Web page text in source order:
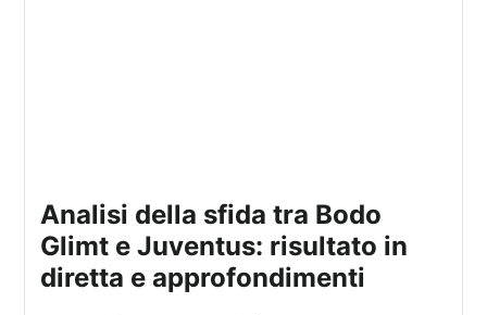
Analisi della sfida tra Bodo
Glimt e Juventus: risultato in
diretta e approfondimenti